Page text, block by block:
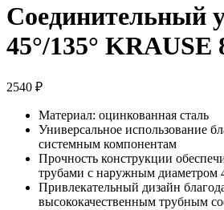
Соединительный
45°/135° KRAUSE
2540 ₽
Материал: оцинкованная сталь
Универсальное использование
системным компонентам
Прочность конструкции
трубами с наружным диаметром
Привлекательный дизайн
высококачественным трубным